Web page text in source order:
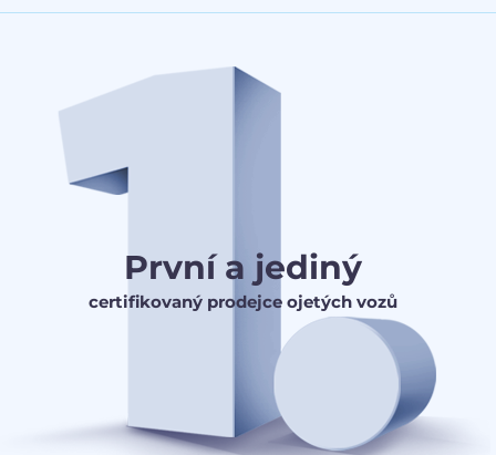
První a jediný
certifikovaný prodejce ojetých vozů